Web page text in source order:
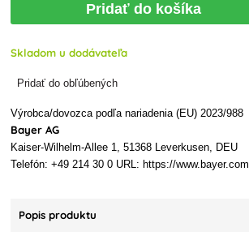
Pridať do košíka
Skladom u dodávateľa
Pridať do obľúbených
Výrobca/dovozca podľa nariadenia (EU) 2023/988
Bayer AG
Kaiser-Wilhelm-Allee 1, 51368 Leverkusen, DEU
Telefón: +49 214 30 0 URL: https://www.bayer.com
Popis produktu